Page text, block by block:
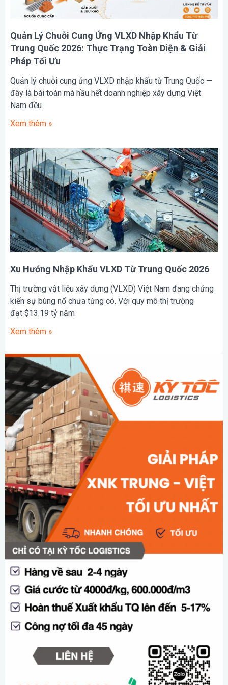
Quản Lý Chuỗi Cung Ứng VLXD Nhập Khẩu Từ
Trung Quốc 2026: Thực Trạng Toàn Diện & Giải
Pháp Tối Ưu
Quản lý chuỗi cung ứng VLXD nhập khẩu từ Trung Quốc —
đây là bài toán mà hầu hết doanh nghiệp xây dựng Việt
Nam đều
Xem thêm »
Xu Hướng Nhập Khẩu VLXD Từ Trung Quốc 2026
Thị trường vật liệu xây dựng (VLXD) Việt Nam đang chứng
kiến sự bùng nổ chưa từng có. Với quy mô thị trường
đạt $13.19 tỷ năm
Xem thêm »